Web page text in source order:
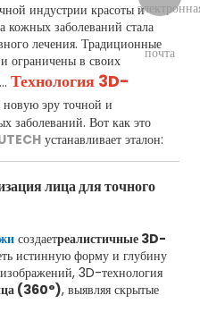
индустрии красоты и
кожных заболеваний стала
лечения. Традиционные
ограничены в своих
Технология 3D-
эру точной и
заболеваний. Вот как это
устанавливает эталон:
лица для точного
создаетреалистичные 3D-
истинную форму и глубину
3D-технология
(360°), выявляя скрытые